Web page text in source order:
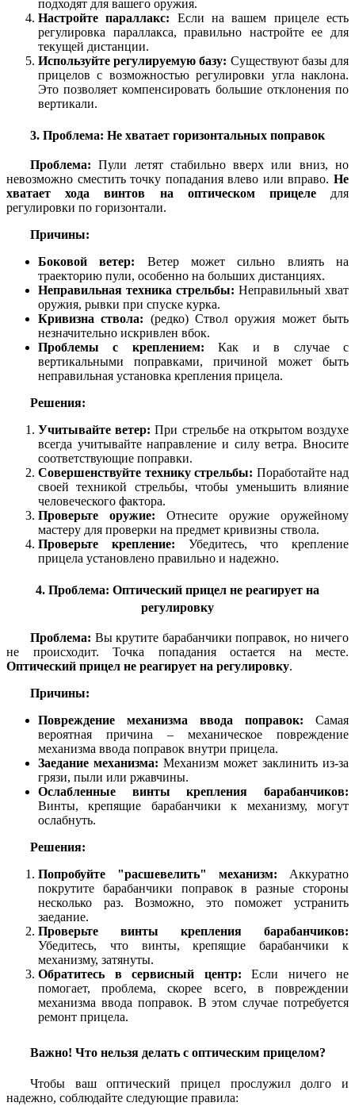
подходят для вашего оружия.
Настройте параллакс: Если на вашем прицеле есть
регулировка параллакса, правильно настройте ее для
текущей дистанции.
Используйте регулируемую базу: Существуют базы для
прицелов с возможностью регулировки угла наклона.
Это позволяет компенсировать большие отклонения по
вертикали.
3. Проблема: Не хватает горизонтальных поправок
Проблема: Пули летят стабильно вверх или вниз, но
невозможно сместить точку попадания влево или вправо. Не
хватает хода винтов на оптическом прицеледля
регулировки по горизонтали.
Причины:
Боковой ветер: Ветер может сильно влиять на
траекторию пули, особенно на больших дистанциях.
Неправильная техника стрельбы: Неправильный хват
оружия, рывки при спуске курка.
Кривизна ствола: (редко) Ствол оружия может быть
незначительно искривлен вбок.
Проблемы с креплением: Как и в случае с
вертикальными поправками, причиной может быть
неправильная установка крепления прицела.
Решения:
Учитывайте ветер: При стрельбе на открытом воздухе
всегда учитывайте направление и силу ветра. Вносите
соответствующие поправки.
Совершенствуйте технику стрельбы: Поработайте над
своей техникой стрельбы, чтобы уменьшить влияние
человеческого фактора.
Проверьте оружие: Отнесите оружие оружейному
мастеру для проверки на предмет кривизны ствола.
Проверьте крепление: Убедитесь, что крепление
прицела установлено правильно и надежно.
4. Проблема: Оптический прицел не реагирует на
регулировку
Проблема: Вы крутите барабанчики поправок, но ничего
не происходит. Точка попадания остается на месте.
Оптический прицел не реагирует на регулировку.
Причины:
Повреждение механизма ввода поправок: Самая
вероятная причина – механическое повреждение
механизма ввода поправок внутри прицела.
Заедание механизма: Механизм может заклинить из-за
грязи, пыли или ржавчины.
Ослабленные винты крепления барабанчиков:
Винты, крепящие барабанчики к механизму, могут
ослабнуть.
Решения:
Попробуйте "расшевелить" механизм: Аккуратно
покрутите барабанчики поправок в разные стороны
несколько раз. Возможно, это поможет устранить
заедание.
Проверьте винты крепления барабанчиков:
Убедитесь, что винты, крепящие барабанчики к
механизму, затянуты.
Обратитесь в сервисный центр: Если ничего не
помогает, проблема, скорее всего, в повреждении
механизма ввода поправок. В этом случае потребуется
ремонт прицела.
Важно! Что нельзя делать с оптическим прицелом?
Чтобы ваш оптический прицел прослужил долго и
надежно, соблюдайте следующие правила: